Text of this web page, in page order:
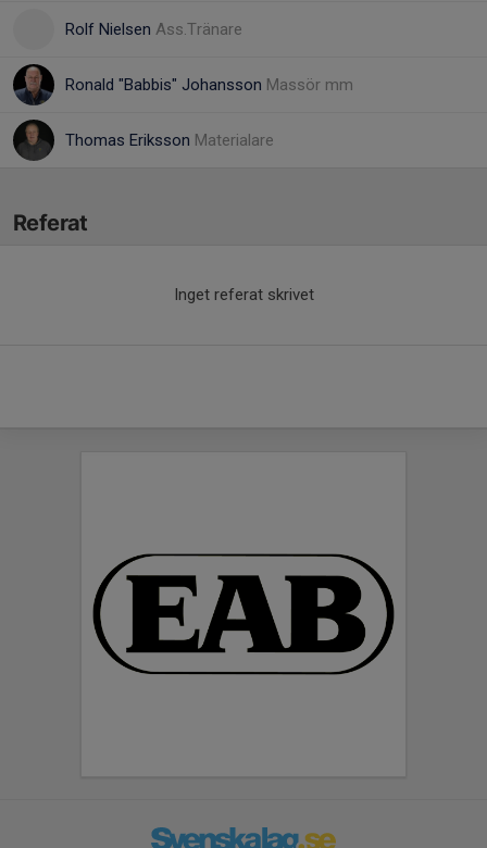
Rolf Nielsen Ass.Tränare
Ronald "Babbis" Johansson Massör mm
Thomas Eriksson Materialare
Referat
Inget referat skrivet